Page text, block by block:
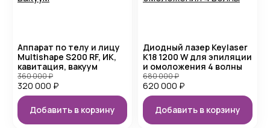
Аппарат по телу и лицу
Multishape S200 RF, ИК,
кавитация, вакуум
320 000 ₽
360 000₽
Добавить в корзину
Диодный лазер Keylaser
K18 1200 W для эпиляции
и омоложения 4 волны
620 000 ₽
680 000₽
Добавить в корзину